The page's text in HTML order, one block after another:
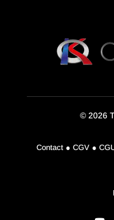
© 2026
Contact ● CGV ●